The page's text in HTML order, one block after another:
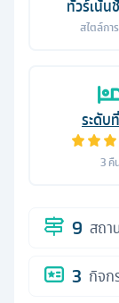
ทัวร์เน้
สไตล์กา
ระดับ
3คื
9 สถา
3 กิจก